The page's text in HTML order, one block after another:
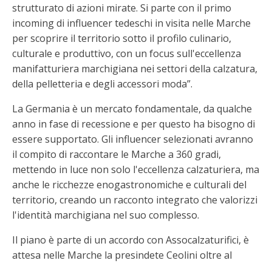
strutturato di azioni mirate. Si parte con il primo
incoming di influencer tedeschi in visita nelle Marche
per scoprire il territorio sotto il profilo culinario,
culturale e produttivo, con un focus sull'eccellenza
manifatturiera marchigiana nei settori della calzatura,
della pelletteria e degli accessori moda”.
La Germania è un mercato fondamentale, da qualche
anno in fase di recessione e per questo ha bisogno di
essere supportato. Gli influencer selezionati avranno
il compito di raccontare le Marche a 360 gradi,
mettendo in luce non solo l'eccellenza calzaturiera, ma
anche le ricchezze enogastronomiche e culturali del
territorio, creando un racconto integrato che valorizzi
l'identità marchigiana nel suo complesso.
Il piano è parte di un accordo con Assocalzaturifici, è
attesa nelle Marche la presindete Ceolini oltre al